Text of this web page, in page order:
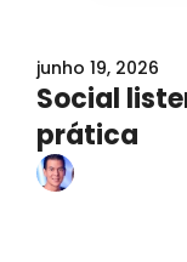
junho 19, 2026
Social
prática